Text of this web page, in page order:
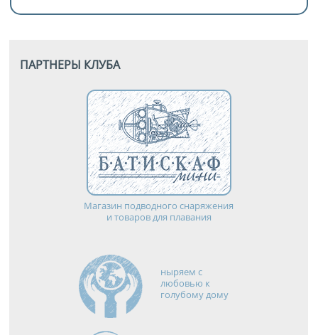
ПАРТНЕРЫ КЛУБА
Магазин подводного снаряжения
и товаров для плавания
ныряем с
любовью к
голубому дому